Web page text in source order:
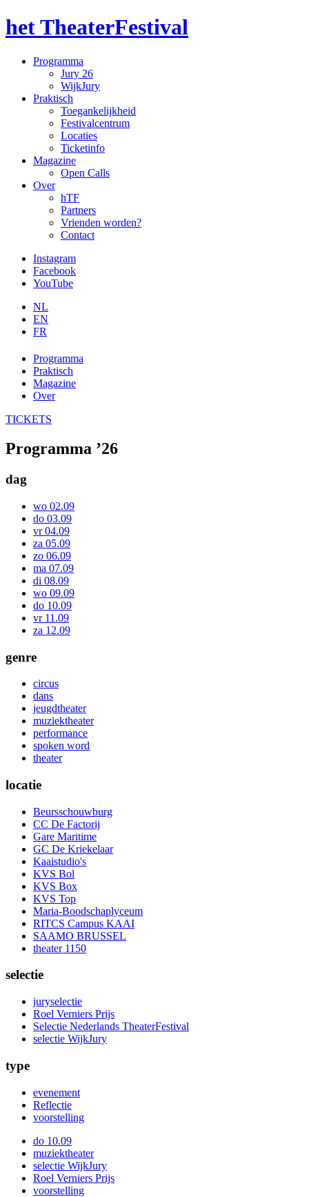
het TheaterFestival
Programma
Jury 26
WijkJury
Praktisch
Toegankelijkheid
Festivalcentrum
Locaties
Ticketinfo
Magazine
Open Calls
Over
hTF
Partners
Vrienden worden?
Contact
Instagram
Facebook
YouTube
NL
EN
FR
Programma
Praktisch
Magazine
Over
TICKETS
Programma ’26
dag
wo 02.09
do 03.09
vr 04.09
za 05.09
zo 06.09
ma 07.09
di 08.09
wo 09.09
do 10.09
vr 11.09
za 12.09
genre
circus
dans
jeugdtheater
muziektheater
performance
spoken word
theater
locatie
Beursschouwburg
CC De Factorij
Gare Maritime
GC De Kriekelaar
Kaaistudio's
KVS Bol
KVS Box
KVS Top
Maria-Boodschaplyceum
RITCS Campus KAAI
SAAMO BRUSSEL
theater 1150
selectie
juryselectie
Roel Verniers Prijs
Selectie Nederlands TheaterFestival
selectie WijkJury
type
evenement
Reflectie
voorstelling
do 10.09
muziektheater
selectie WijkJury
Roel Verniers Prijs
voorstelling